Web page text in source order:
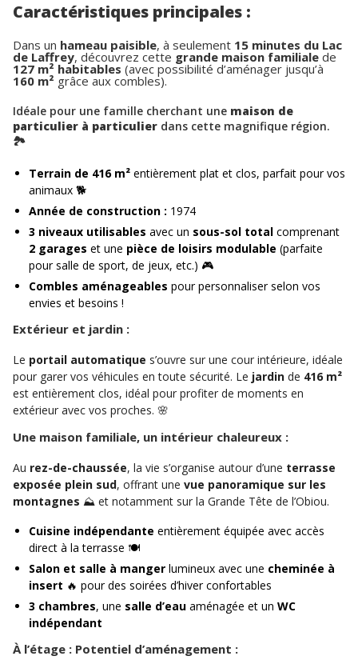
Caractéristiques principales :
Dans un hameau paisible, à seulement 15 minutes du Lac
de Laffrey, découvrez cette grande maison familiale de
127 m² habitables (avec possibilité d’aménager jusqu’à
160 m² grâce aux combles).
Idéale pour une famille cherchant une maison de
particulier à particulier dans cette magnifique région.
🏞️
Terrain de 416 m² entièrement plat et clos, parfait pour vos
animaux 🐕
Année de construction : 1974
3 niveaux utilisables avec un sous-sol total comprenant
2 garages et une pièce de loisirs modulable (parfaite
pour salle de sport, de jeux, etc.) 🎮
Combles aménageables pour personnaliser selon vos
envies et besoins !
Extérieur et jardin :
Le portail automatique s’ouvre sur une cour intérieure, idéale
pour garer vos véhicules en toute sécurité. Le jardin de 416 m²
est entièrement clos, idéal pour profiter de moments en
extérieur avec vos proches. 🌸
Une maison familiale, un intérieur chaleureux :
Au rez-de-chaussée, la vie s’organise autour d’une terrasse
exposée plein sud, offrant une vue panoramique sur les
montagnes ⛰️ et notamment sur la Grande Tête de l’Obiou.
Cuisine indépendante entièrement équipée avec accès
direct à la terrasse 🍽️
Salon et salle à manger lumineux avec une cheminée à
insert 🔥 pour des soirées d’hiver confortables
3 chambres, une salle d’eau aménagée et un WC
indépendant
À l’étage : Potentiel d’aménagement :